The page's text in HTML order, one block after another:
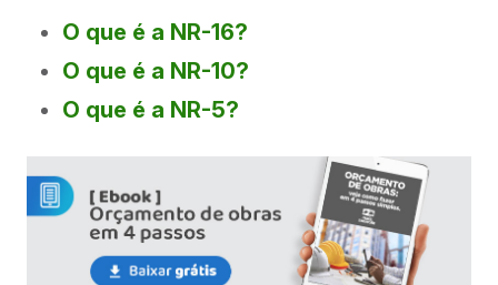
O que é a NR-16?
O que é a NR-10?
O que é a NR-5?